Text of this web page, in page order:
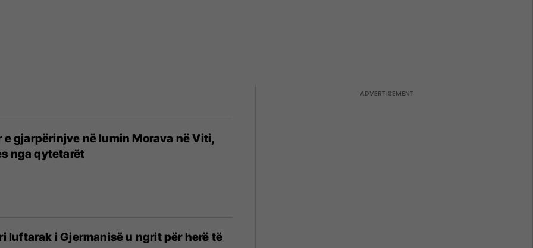
e gjarpërinjve në lumin Morava në Viti,
nga qytetarët
luftarak i Gjermanisë u ngrit për herë të